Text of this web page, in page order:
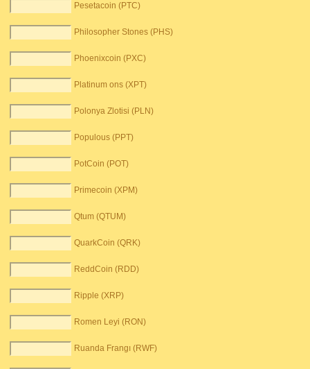
Pesetacoin (PTC)
Philosopher Stones (PHS)
Phoenixcoin (PXC)
Platinum ons (XPT)
Polonya Zlotisi (PLN)
Populous (PPT)
PotCoin (POT)
Primecoin (XPM)
Qtum (QTUM)
QuarkCoin (QRK)
ReddCoin (RDD)
Ripple (XRP)
Romen Leyi (RON)
Ruanda Frangı (RWF)